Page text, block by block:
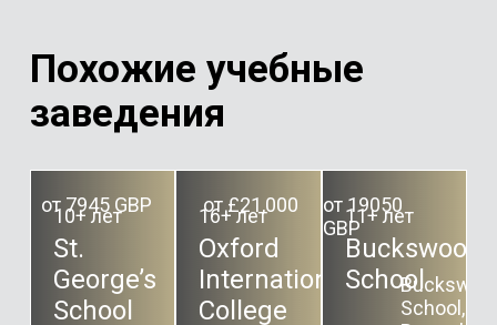
Похожие учебные
заведения
10+ лет
St.
George’s
School
от 7945 GBP 16+ лет
Oxford
International
College
от £21,000 11+ лет
Buckswood
School
от 19050
GBP
School,